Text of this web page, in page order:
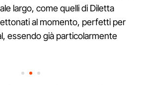
largo, come quelli di Diletta
al momento, perfetti per
essendo già particolarmente